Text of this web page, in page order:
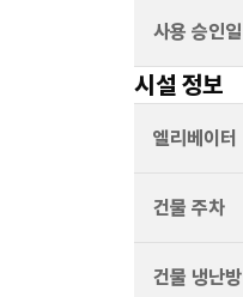
사용 승인일
시설 정보
엘리베이터
건물 주차
건물 냉난방